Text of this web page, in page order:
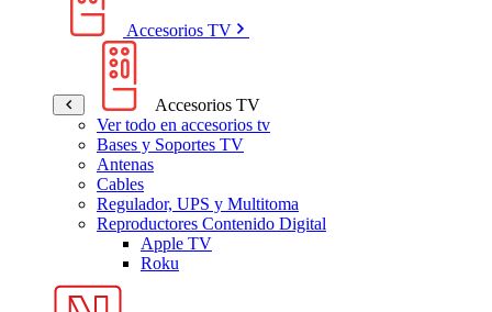
Accesorios TV
Accesorios TV
Ver todo en accesorios tv
Bases y Soportes TV
Antenas
Cables
Regulador, UPS y Multitoma
Reproductores Contenido Digital
Apple TV
Roku